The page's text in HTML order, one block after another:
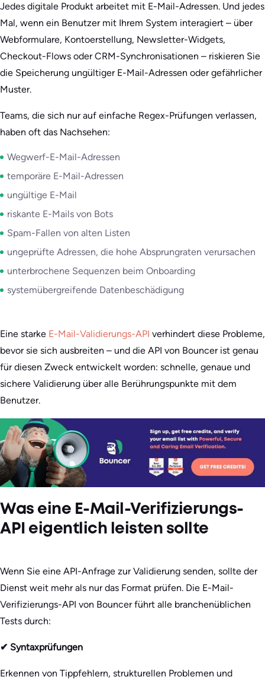
Jedes digitale Produkt arbeitet mit E-Mail-Adressen. Und jedes
Mal, wenn ein Benutzer mit Ihrem System interagiert – über
Webformulare, Kontoerstellung, Newsletter-Widgets,
Checkout-Flows oder CRM-Synchronisationen – riskieren Sie
die Speicherung ungültiger E-Mail-Adressen oder gefährlicher
Muster.
Teams, die sich nur auf einfache Regex-Prüfungen verlassen,
haben oft das Nachsehen:
Wegwerf-E-Mail-Adressen
temporäre E-Mail-Adressen
ungültige E-Mail
riskante E-Mails von Bots
Spam-Fallen von alten Listen
ungeprüfte Adressen, die hohe Absprungraten verursachen
unterbrochene Sequenzen beim Onboarding
systemübergreifende Datenbeschädigung
Eine starke E-Mail-Validierungs-API verhindert diese Probleme,
bevor sie sich ausbreiten – und die API von Bouncer ist genau
für diesen Zweck entwickelt worden: schnelle, genaue und
sichere Validierung über alle Berührungspunkte mit dem
Benutzer.
Was eine E-Mail-Verifizierungs-
API eigentlich leisten sollte
Wenn Sie eine API-Anfrage zur Validierung senden, sollte der
Dienst weit mehr als nur das Format prüfen. Die E-Mail-
Verifizierungs-API von Bouncer führt alle branchenüblichen
Tests durch:
✔ Syntaxprüfungen
Erkennen von Tippfehlern, strukturellen Problemen und